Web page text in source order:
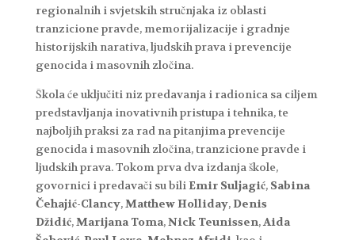
regionalnih i svjetskih stručnjaka iz oblasti
tranzicione pravde, memorijalizacije i gradnje
historijskih narativa, ljudskih prava i prevencije
genocida i masovnih zločina.
Škola će uključiti niz predavanja i radionica sa ciljem
predstavljanja inovativnih pristupa i tehnika, te
najboljih praksi za rad na pitanjima prevencije
genocida i masovnih zločina, tranzicione pravde i
ljudskih prava. Tokom prva dva izdanja škole,
govornici i predavači su bili Emir Suljagić, Sabina
Čehajić-Clancy, Matthew Holliday,Denis
Džidić, Marijana Toma,Nick Teunissen, Aida